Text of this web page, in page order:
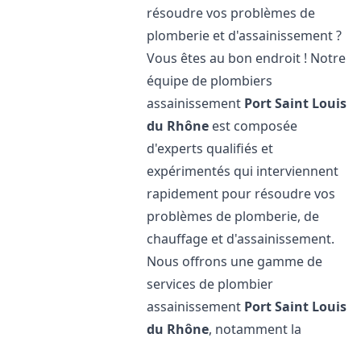
résoudre vos problèmes de
plomberie et d'assainissement ?
Vous êtes au bon endroit ! Notre
équipe de plombiers
assainissement Port Saint Louis
du Rhône est composée
d'experts qualifiés et
expérimentés qui interviennent
rapidement pour résoudre vos
problèmes de plomberie, de
chauffage et d'assainissement.
Nous offrons une gamme de
services de plombier
assainissement Port Saint Louis
du Rhône, notamment la